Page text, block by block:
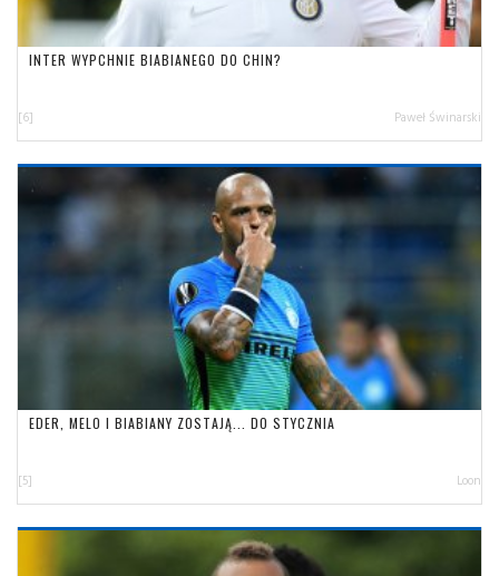
INTER WYPCHNIE BIABIANEGO DO CHIN?
[6] Paweł Świnarski
EDER, MELO I BIABIANY ZOSTAJĄ... DO STYCZNIA
[5] Loon